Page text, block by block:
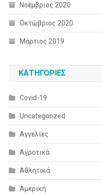
Νοέμβριος 2020
Οκτώβριος 2020
Μάρτιος 2019
KΑΤΗΓΟΡΊΕΣ
Covid-19
Uncategorized
Αγγελίες
Αγροτικά
Αθλητικά
Αμερική